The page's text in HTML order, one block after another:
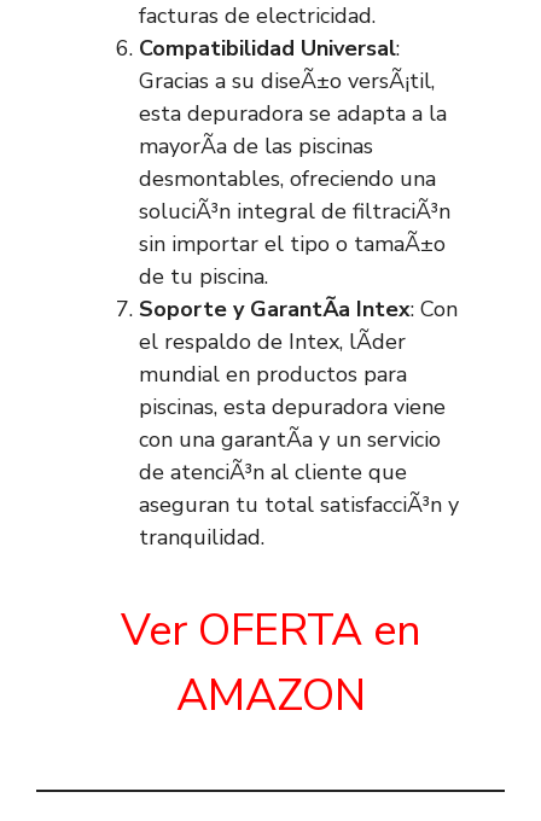
facturas de electricidad.
Compatibilidad Universal:
Gracias a su diseÃ±o versÃ¡til,
esta depuradora se adapta a la
mayorÃ­a de las piscinas
desmontables, ofreciendo una
soluciÃ³n integral de filtraciÃ³n
sin importar el tipo o tamaÃ±o
de tu piscina.
Soporte y GarantÃ­a Intex: Con
el respaldo de Intex, lÃ­der
mundial en productos para
piscinas, esta depuradora viene
con una garantÃ­a y un servicio
de atenciÃ³n al cliente que
aseguran tu total satisfacciÃ³n y
tranquilidad.
Ver OFERTA en
AMAZON